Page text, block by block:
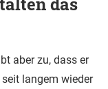
aber zu, dass er
langem wieder